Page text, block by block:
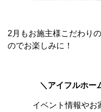
2月もお施主様こだわり
のでお楽しみに！
＼アイフルホー
イベント情報やお